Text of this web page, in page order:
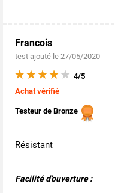
Francois
test ajouté le 27/05/2020
4/5
Achat vérifié
Testeur de Bronze
Résistant
Facilité d'ouverture :